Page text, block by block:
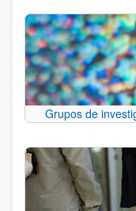
Grupos de